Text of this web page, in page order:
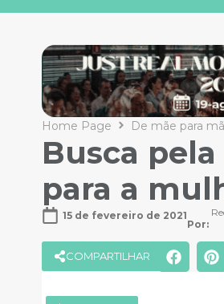
Home Page De mãe para
Busca
para a
15 de fevereiro de 2021
Por:
COMPARTILHAR